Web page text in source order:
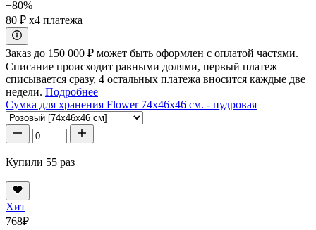
−80%
80 ₽ x4 платежа
Заказ до 150 000 ₽ может быть оформлен с оплатой частями.
Списание происходит равными долями, первый платеж
списывается сразу, 4 остальных платежа вносится каждые две
недели. Подробнее
Сумка для хранения Flower 74x46x46 см. - пудровая
Купили 55 раз
Хит
768₽